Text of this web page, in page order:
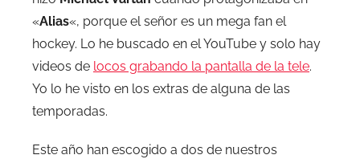
«Alias«, porque el señor es un mega fan el
hockey. Lo he buscado en el YouTube y solo hay
videos de locos grabando la pantalla de la tele.
Yo lo he visto en los extras de alguna de las
temporadas.
Este año han escogido a dos de nuestros